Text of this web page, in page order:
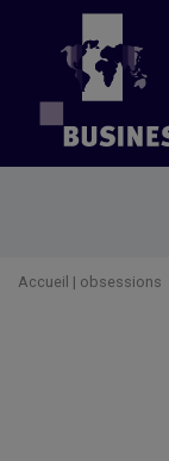
Accueil | obsessions